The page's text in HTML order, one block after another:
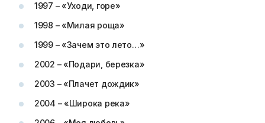
1997 – «Уходи, горе»
1998 – «Милая роща»
1999 – «Зачем это лето…»
2002 – «Подари, березка»
2003 – «Плачет дождик»
2004 – «Широка река»